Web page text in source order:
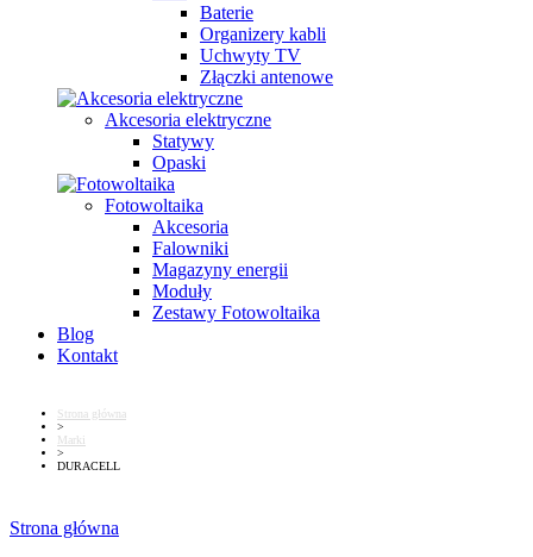
Baterie
Organizery kabli
Uchwyty TV
Złączki antenowe
Akcesoria elektryczne
Statywy
Opaski
Fotowoltaika
Akcesoria
Falowniki
Magazyny energii
Moduły
Zestawy Fotowoltaika
Blog
Kontakt
Strona główna
>
Marki
>
DURACELL
Strona główna